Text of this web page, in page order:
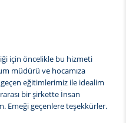
için öncelikle bu hizmeti
müdürü ve hocamıza
eğitimlerimiz ile idealim
bir şirkette İnsan
Emeği geçenlere teşekkürler.